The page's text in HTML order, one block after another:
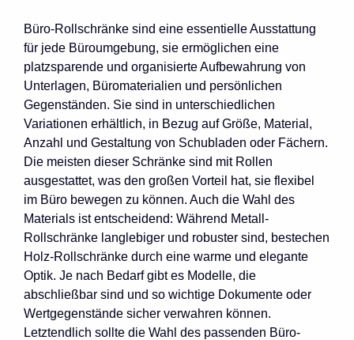
Büro-Rollschränke sind eine essentielle Ausstattung
für jede Büroumgebung, sie ermöglichen eine
platzsparende und organisierte Aufbewahrung von
Unterlagen, Büromaterialien und persönlichen
Gegenständen. Sie sind in unterschiedlichen
Variationen erhältlich, in Bezug auf Größe, Material,
Anzahl und Gestaltung von Schubladen oder Fächern.
Die meisten dieser Schränke sind mit Rollen
ausgestattet, was den großen Vorteil hat, sie flexibel
im Büro bewegen zu können. Auch die Wahl des
Materials ist entscheidend: Während Metall-
Rollschränke langlebiger und robuster sind, bestechen
Holz-Rollschränke durch eine warme und elegante
Optik. Je nach Bedarf gibt es Modelle, die
abschließbar sind und so wichtige Dokumente oder
Wertgegenstände sicher verwahren können.
Letztendlich sollte die Wahl des passenden Büro-